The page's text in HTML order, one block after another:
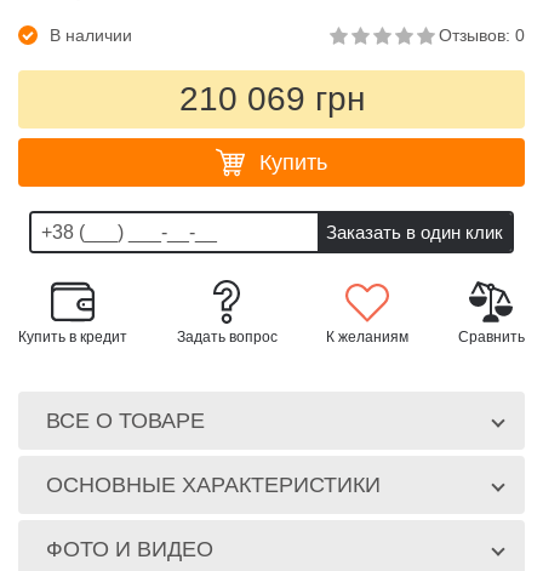
В наличии Отзывов: 0
210 069 грн
Купить
Купить в кредит Задать вопрос К желаниям Сравнить
ВСЕ О ТОВАРЕ
ОСНОВНЫЕ ХАРАКТЕРИСТИКИ
ФОТО И ВИДЕО